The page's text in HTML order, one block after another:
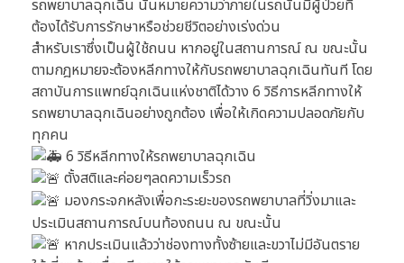
รถพยาบาลฉุกเฉิน นั่นหมายความว่าภายในรถนั้นมีผู้ป่วยที่
ต้องได้รับการรักษาหรือช่วยชีวิตอย่างเร่งด่วน
สำหรับเราซึ่งเป็นผู้ใช้ถนน หากอยู่ในสถานการณ์ ณ ขณะนั้น
ตามกฎหมายจะต้องหลีกทางให้กับรถพยาบาลฉุกเฉินทันที โดย
สถาบันการแพทย์ฉุกเฉินแห่งชาติได้วาง 6 วิธีการหลีกทางให้
รถพยาบาลฉุกเฉินอย่างถูกต้อง เพื่อให้เกิดความปลอดภัยกับ
ทุกคน
6 วิธีหลีกทางให้รถพยาบาลฉุกเฉิน
ตั้งสติและค่อยๆลดความเร็วรถ
มองกระจกหลังเพื่อกะระยะของรถพยาบาลที่วิ่งมาและ
ประเมินสถานการณ์บนท้องถนน ณ ขณะนั้น
หากประเมินแล้วว่าช่องทางทั้งซ้ายและขวาไม่มีอันตราย